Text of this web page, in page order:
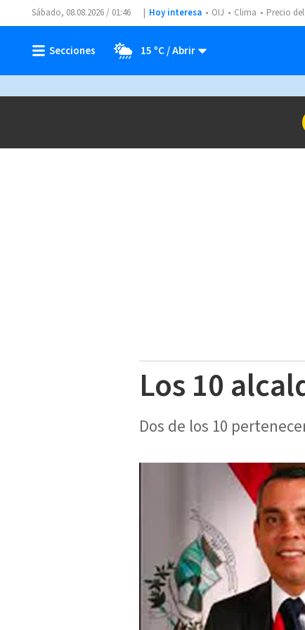
Sábado, 08.08.2026 / 01:46 Hoy interesa OIJ Clima Precio
15 ºC
Los 10
Dos de los 10